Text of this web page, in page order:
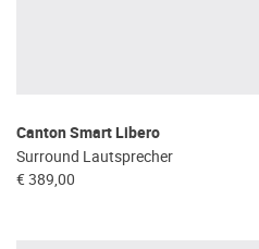
Canton Smart Libero
Surround Lautsprecher
€ 389,00